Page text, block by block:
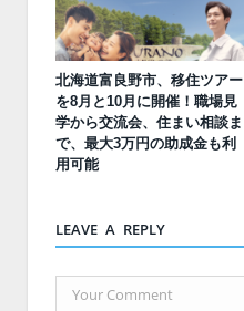
北海道富良野市、移住ツアー
を8月と10月に開催！職場見
学から交流会、住まい相談ま
で、最大3万円の助成金も利
用可能
LEAVE A REPLY